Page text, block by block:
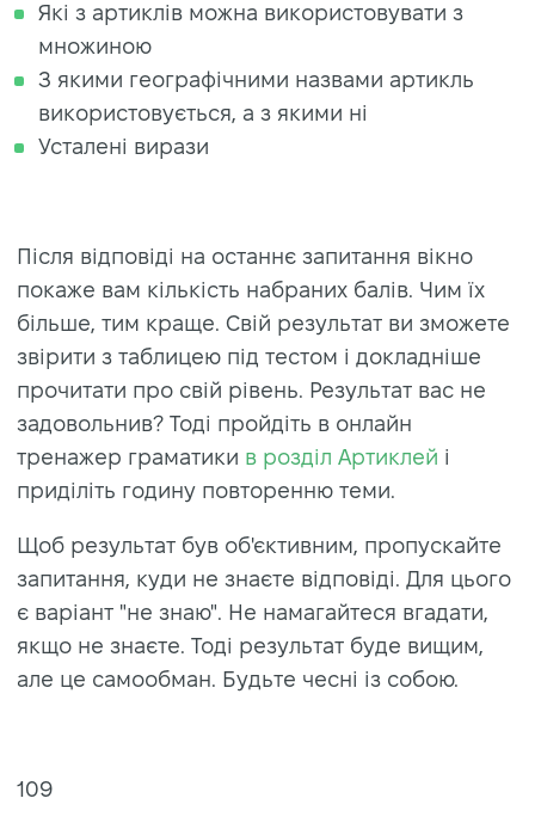
Які з артиклів можна використовувати з
множиною
З якими географічними назвами артикль
використовується, а з якими ні
Усталені вирази
Після відповіді на останнє запитання вікно
покаже вам кількість набраних балів. Чим їх
більше, тим краще. Свій результат ви зможете
звірити з таблицею під тестом і докладніше
прочитати про свій рівень. Результат вас не
задовольнив? Тоді пройдіть в онлайн
тренажер граматики в розділ Артиклей і
приділіть годину повторенню теми.
Щоб результат був об'єктивним, пропускайте
запитання, куди не знаєте відповіді. Для цього
є варіант "не знаю". Не намагайтеся вгадати,
якщо не знаєте. Тоді результат буде вищим,
але це самообман. Будьте чесні із собою.
109